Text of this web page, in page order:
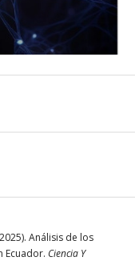
Análisis de los
Ecuador. Ciencia Y